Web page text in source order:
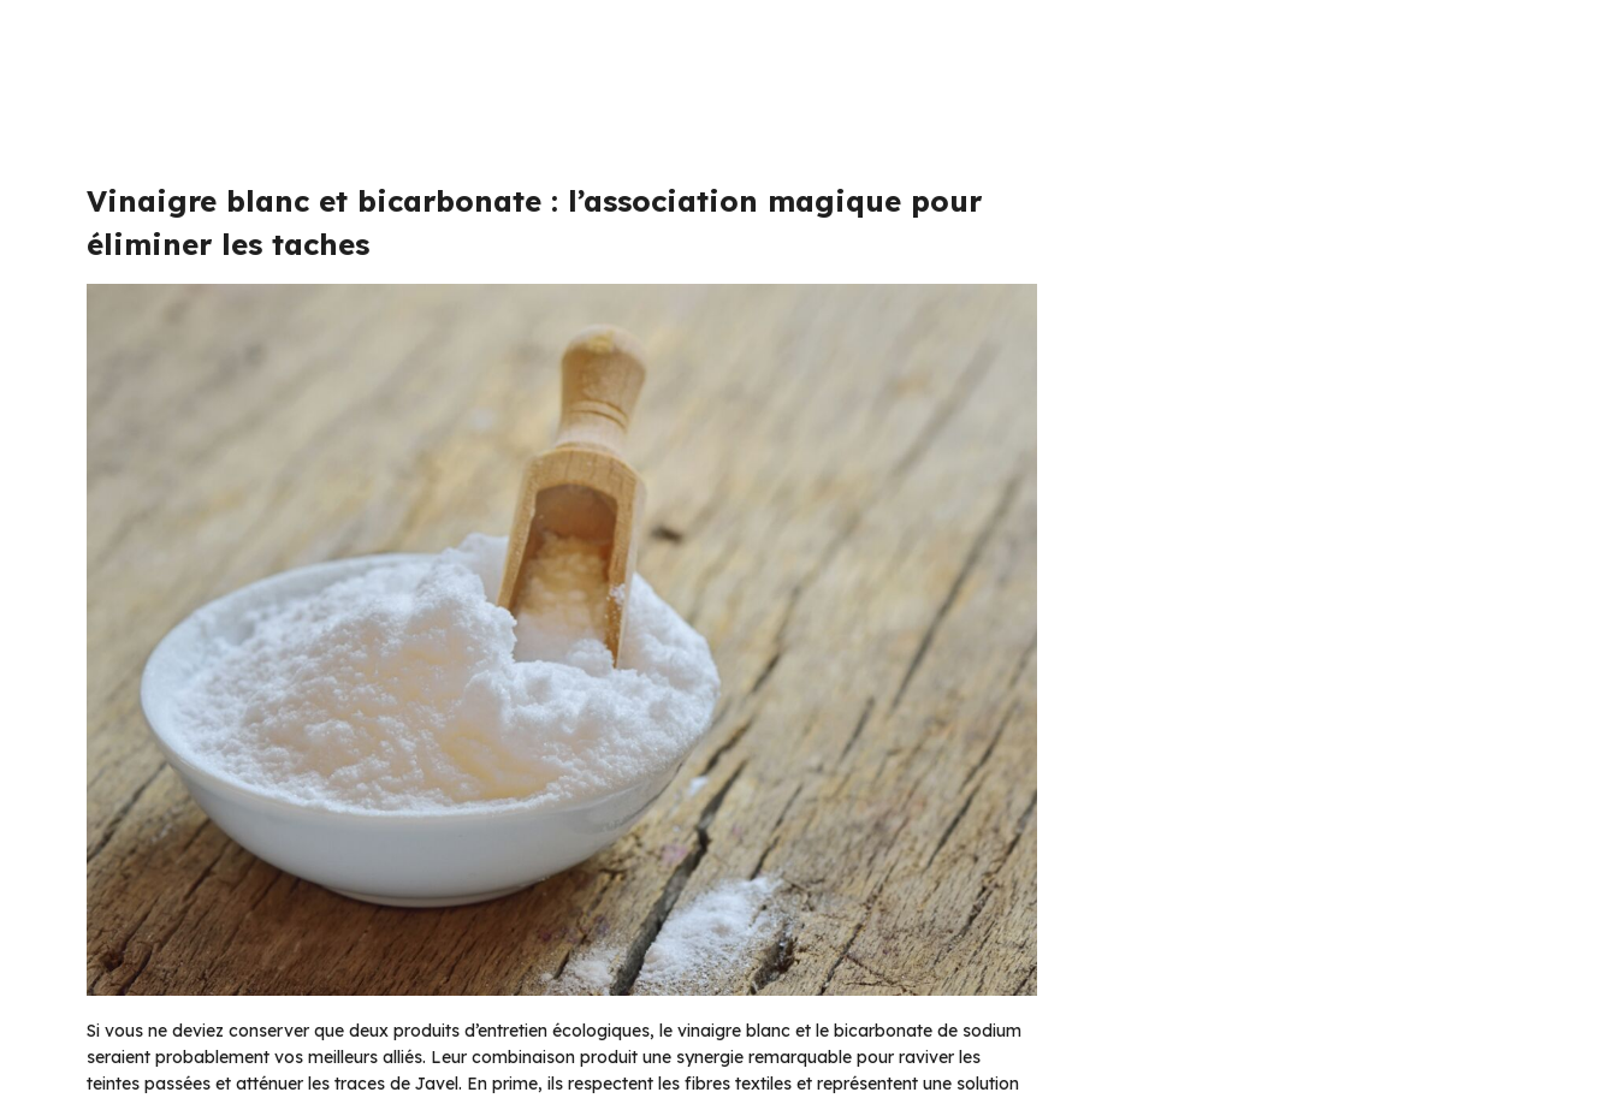
Vinaigre blanc et bicarbonate : l’association magique pour
éliminer les taches
Si vous ne deviez conserver que deux produits d’entretien écologiques, le vinaigre blanc et le bicarbonate de sodium
seraient probablement vos meilleurs alliés. Leur combinaison produit une synergie remarquable pour raviver les
teintes passées et atténuer les traces de Javel. En prime, ils respectent les fibres textiles et représentent une solution